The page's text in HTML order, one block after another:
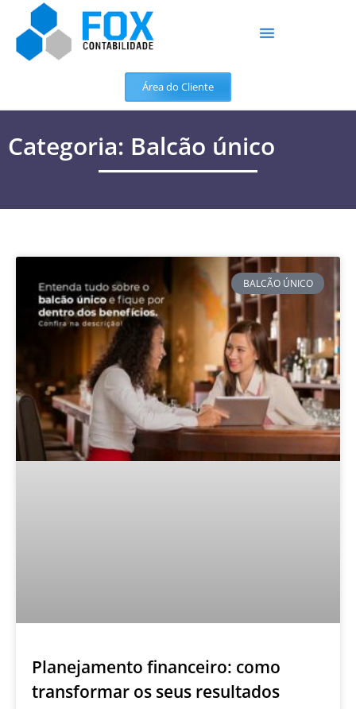
Área do Cliente
Categoria: Balcão único
BALCÃO ÚNICO
Planejamento financeiro: como
transformar os seus resultados